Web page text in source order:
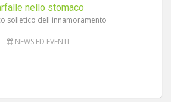
nello stomaco
solletico dell'innamoramento
NEWS ED EVENTI